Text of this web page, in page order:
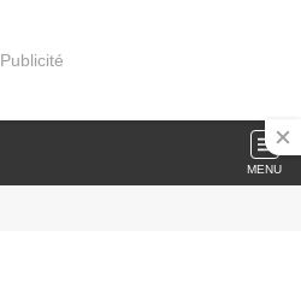
Publicité
MENU